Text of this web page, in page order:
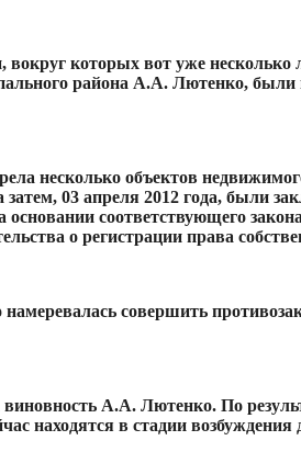
которых вот уже несколько
района А.А. Лютенко,
несколько объектов
03 апреля 2012 года, были
соответствующего
о регистрации права
совершить
А.А. Лютенко. По
находятся в стадии